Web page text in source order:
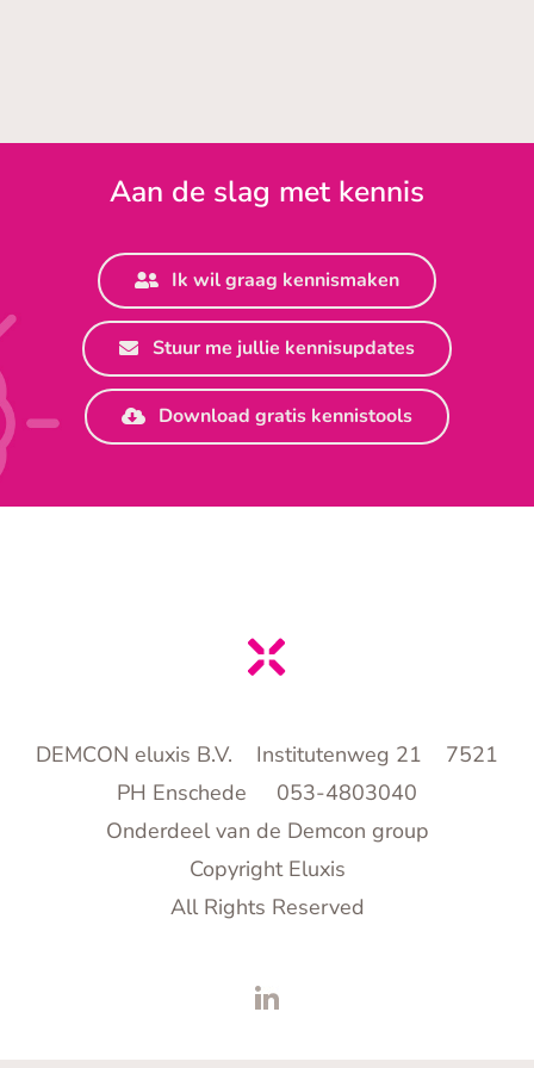
Aan de slag met kennis
Ik wil graag kennismaken
Stuur me jullie kennisupdates
Download gratis kennistools
DEMCON eluxis B.V. Institutenweg 21 7521
PH Enschede 053-4803040
Onderdeel van de Demcon group
Copyright Eluxis
All Rights Reserved